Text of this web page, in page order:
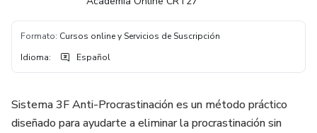
Formato: Cursos online y Servicios de Suscripción
Idioma: Español
Sistema 3F Anti-Procrastinación es un método práctico
diseñado para ayudarte a eliminar la procrastinación sin